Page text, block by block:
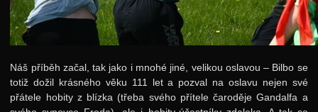
Náš příběh začal, tak jako i mnohé jiné, velikou oslavou – Bilbo se
totiž dožil krásného věku 111 let a pozval na oslavu nejen své
přátele hobity z blízka (třeba svého přítele čaroděje Gandalfa a
Webový leták
Karolínka
Hackovací adventura
Fotky